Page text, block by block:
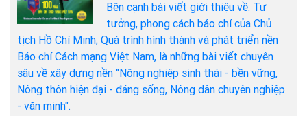
Bên cạnh bài viết giới thiệu về: Tư
tưởng, phong cách báo chí của Chủ
tịch Hồ Chí Minh; Quá trình hình thành và phát triển nền
Báo chí Cách mạng Việt Nam, là những bài viết chuyên
sâu về xây dựng nền "Nông nghiệp sinh thái - bền vững,
Nông thôn hiện đại - đáng sống, Nông dân chuyên nghiệp
- văn minh".